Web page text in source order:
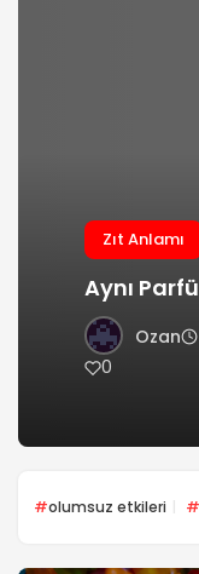
Zıt Anlamı
Aynı
Ozan
0
olumsuz etkileri